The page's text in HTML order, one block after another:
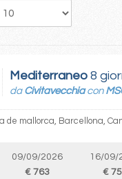
203
Mediterraneo 8
da Civitavecchiacon
de mallorca, Barcellona,
09/09/2026
€ 763
16/09/
€